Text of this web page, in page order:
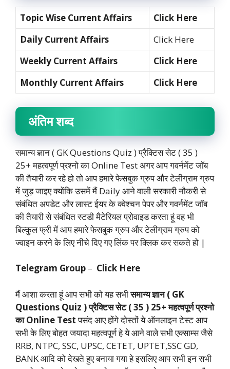
Topic Wise Current Affairs
Click Here
Daily Current Affairs
Click Here
Weekly Current Affairs
Click Here
Monthly Current Affairs
Click Here
अंतिम शब्द
समान्य ज्ञान ( GK Questions Quiz ) प्रैक्टिस सेट ( 35 )
25+ महत्वपूर्ण प्रश्नो का Online Test अगर आप गवर्नमेंट जॉब
की तैयारी कर रहे हो तो आप हमारे फेसबुक ग्रुप और टेलीग्राम ग्रुप
में जुड़ जाइए क्योंकि उसमें मैं Daily आने वाली सरकारी नौकरी से
संबंधित अपडेट और लास्ट ईयर के क्वेश्चन पेपर और गवर्नमेंट जॉब
की तैयारी से संबंधित स्टडी मैटेरियल प्रोवाइड करता हूं वह भी
बिल्कुल फ्री में आप हमारे फेसबुक ग्रुप और टेलीग्राम ग्रुप को
ज्वाइन करने के लिए नीचे दिए गए लिंक पर क्लिक कर सकते हो |
Telegram Group – Click Here
मैं आशा करता हूं आप सभी को यह सभीसमान्य ज्ञान ( GK
Questions Quiz ) प्रैक्टिस सेट ( 35 ) 25+ महत्वपूर्ण प्रश्नो
का Online Testपसंद आए होंगे दोस्तों ये ऑनलाइन टेस्ट आप
सभी के लिए बोहत जयादा महत्वपूर्ण हे ये आने वाले सभी एक्साम्स जैसे
RRB, NTPC, SSC, UPSC, CETET, UPTET,SSC GD,
BANK आदि को देखते हुए बनाया गया हे इसलिए आप सभी इन सभी